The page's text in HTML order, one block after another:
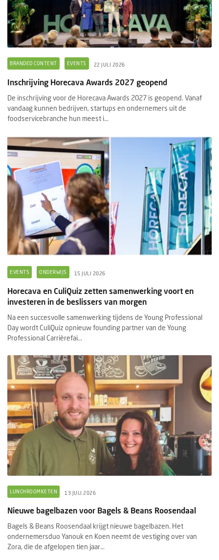
BRANDED CONTENT EVENTS 22 JULI 2026
Inschrijving Horecava Awards 2027 geopend
De inschrijving voor de Horecava Awards 2027 is geopend. Vanaf
vandaag kunnen bedrijven, startups en ondernemers uit de
foodservicebranche hun meest i...
EVENTS ONDERWIJS 15 JULI 2026
Horecava en CuliQuiz zetten samenwerking voort en
investeren in de beslissers van morgen
Na een succesvolle samenwerking tijdens de Young Professional
Day wordt CuliQuiz opnieuw founding partner van de Young
Professional Carrièrefai...
LUNCHROOMKETEN 13 JULI 2026
Nieuwe bagelbazen voor Bagels & Beans Roosendaal
Bagels & Beans Roosendaal krijgt nieuwe bagelbazen. Het
ondernemersduo Yanouk en Koen neemt de vestiging over van
Zora, die de afgelopen tien jaar...